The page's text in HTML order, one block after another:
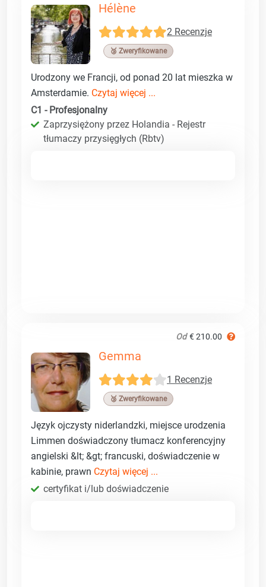
Hélène
2 Recenzje
🥉 Zweryfikowane
Urodzony we Francji, od ponad 20 lat mieszka w
Amsterdamie. Czytaj więcej ...
C1 - Profesjonalny
Zaprzysiężony przez Holandia - Rejestr
tłumaczy przysięgłych (Rbtv)
Od € 210.00
Gemma
1 Recenzje
🥉 Zweryfikowane
Język ojczysty niderlandzki, miejsce urodzenia
Limmen doświadczony tłumacz konferencyjny
angielski &lt; &gt; francuski, doświadczenie w
kabinie, prawn Czytaj więcej ...
certyfikat i/lub doświadczenie